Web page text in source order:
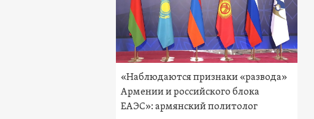
«Наблюдаются признаки «развода»
Армении и российского блока
ЕАЭС»: армянский политолог